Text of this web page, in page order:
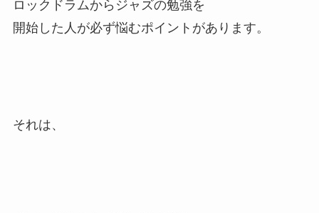
ロックドラムからジャズの勉強を
開始した人が必ず悩むポイントがあります。
それは、